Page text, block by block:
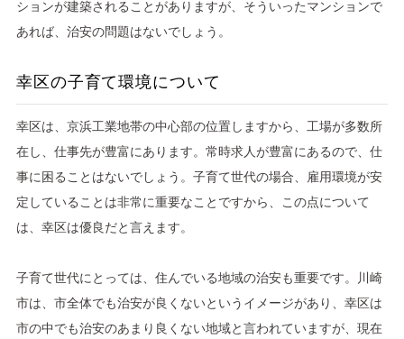
ションが建築されることがありますが、そういったマンションで
あれば、治安の問題はないでしょう。
幸区の子育て環境について
幸区は、京浜工業地帯の中心部の位置しますから、工場が多数所
在し、仕事先が豊富にあります。常時求人が豊富にあるので、仕
事に困ることはないでしょう。子育て世代の場合、雇用環境が安
定していることは非常に重要なことですから、この点について
は、幸区は優良だと言えます。
子育て世代にとっては、住んでいる地域の治安も重要です。川崎
市は、市全体でも治安が良くないというイメージがあり、幸区は
市の中でも治安のあまり良くない地域と言われていますが、現在